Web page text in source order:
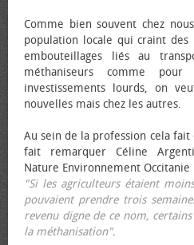
Comme bien souvent chez
population locale qui craint des
embouteillages liés au
méthaniseurs comme
investissements lourds, on
nouvelles mais chez les autres.
Au sein de la profession cela
fait remarquer Céline
Nature Environnement Occitanie
"Si les agriculteurs étaient
pouvaient prendre trois
revenu digne de ce nom,
la méthanisation".